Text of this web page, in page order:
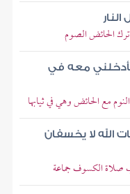
الحائض الصوم
معه في
مع الحائض وهي في ثيابها
الله لا يخسفان
الكسوف جماعة